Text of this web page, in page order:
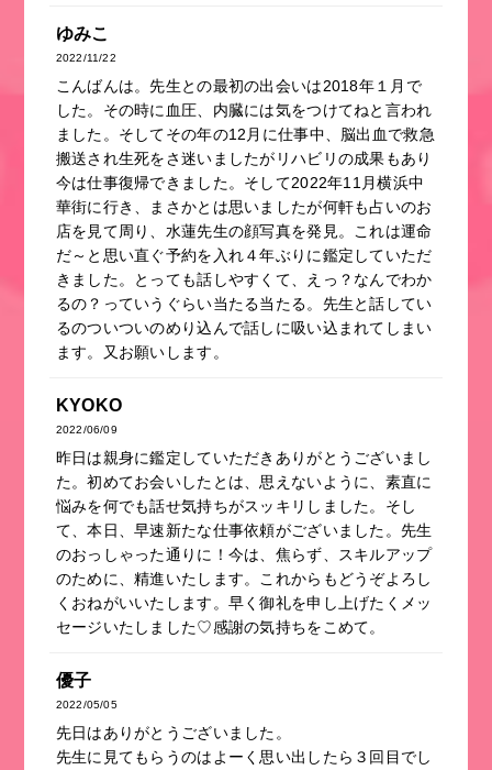
ゆみこ
2022/11/22
こんばんは。先生との最初の出会いは2018年１月で
した。その時に血圧、内臓には気をつけてねと言われ
ました。そしてその年の12月に仕事中、脳出血で救急
搬送され生死をさ迷いましたがリハビリの成果もあり
今は仕事復帰できました。そして2022年11月横浜中
華街に行き、まさかとは思いましたが何軒も占いのお
店を見て周り、水蓮先生の顔写真を発見。これは運命
だ～と思い直ぐ予約を入れ４年ぶりに鑑定していただ
きました。とっても話しやすくて、えっ？なんでわか
るの？っていうぐらい当たる当たる。先生と話してい
るのついついのめり込んで話しに吸い込まれてしまい
ます。又お願いします。
KYOKO
2022/06/09
昨日は親身に鑑定していただきありがとうございまし
た。初めてお会いしたとは、思えないように、素直に
悩みを何でも話せ気持ちがスッキリしました。そし
て、本日、早速新たな仕事依頼がございました。先生
のおっしゃった通りに！今は、焦らず、スキルアップ
のために、精進いたします。これからもどうぞよろし
くおねがいいたします。早く御礼を申し上げたくメッ
セージいたしました♡感謝の気持ちをこめて。
優子
2022/05/05
先日はありがとうございました。
先生に見てもらうのはよーく思い出したら３回目でし